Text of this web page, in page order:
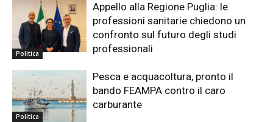
Politica
Appello alla Regione Puglia: le
professioni sanitarie chiedono un
confronto sul futuro degli studi
professionali
Politica
Pesca e acquacoltura, pronto il
bando FEAMPA contro il caro
carburante